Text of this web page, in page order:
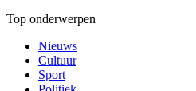
Top onderwerpen
Nieuws
Cultuur
Sport